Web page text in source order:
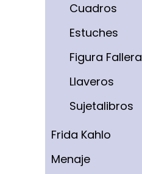
Cuadros
Estuches
Figura Fallera
Llaveros
Sujetalibros
Frida Kahlo
Menaje